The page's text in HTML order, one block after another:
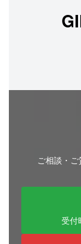
ご相談・
受付